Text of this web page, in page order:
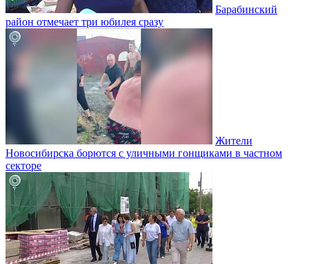
Барабинский
район отмечает три юбилея сразу
Жители
Новосибирска борются с уличными гонщиками в частном
секторе